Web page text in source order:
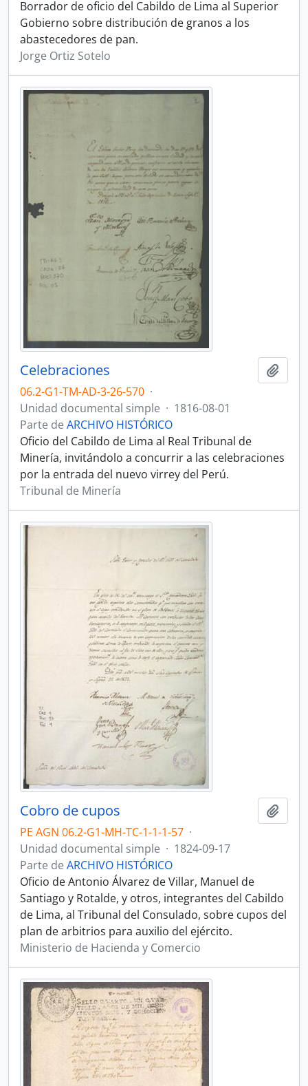
Borrador de oficio del Cabildo de Lima al Superior
Gobierno sobre distribución de granos a los
abastecedores de pan.
Jorge Ortiz Sotelo
Celebraciones
06.2-G1-TM-AD-3-26-570 ·
Unidad documental simple · 1816-08-01
Parte de ARCHIVO HISTÓRICO
Oficio del Cabildo de Lima al Real Tribunal de
Minería, invitándolo a concurrir a las celebraciones
por la entrada del nuevo virrey del Perú.
Tribunal de Minería
Cobro de cupos
PE AGN 06.2-G1-MH-TC-1-1-1-57 ·
Unidad documental simple · 1824-09-17
Parte de ARCHIVO HISTÓRICO
Oficio de Antonio Álvarez de Villar, Manuel de
Santiago y Rotalde, y otros, integrantes del Cabildo
de Lima, al Tribunal del Consulado, sobre cupos del
plan de arbitrios para auxilio del ejército.
Ministerio de Hacienda y Comercio